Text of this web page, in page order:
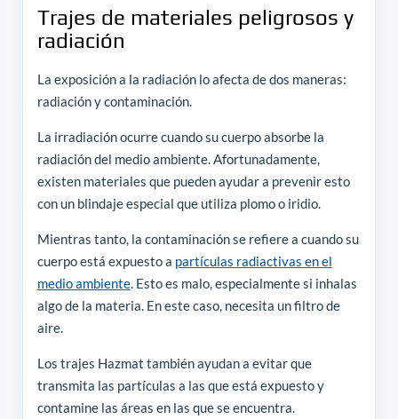
Trajes de materiales peligrosos y
radiación
La exposición a la radiación lo afecta de dos maneras:
radiación y contaminación.
La irradiación ocurre cuando su cuerpo absorbe la
radiación del medio ambiente. Afortunadamente,
existen materiales que pueden ayudar a prevenir esto
con un blindaje especial que utiliza plomo o iridio.
Mientras tanto, la contaminación se refiere a cuando su
cuerpo está expuesto a partículas radiactivas en el
medio ambiente. Esto es malo, especialmente si inhalas
algo de la materia. En este caso, necesita un filtro de
aire.
Los trajes Hazmat también ayudan a evitar que
transmita las partículas a las que está expuesto y
contamine las áreas en las que se encuentra.